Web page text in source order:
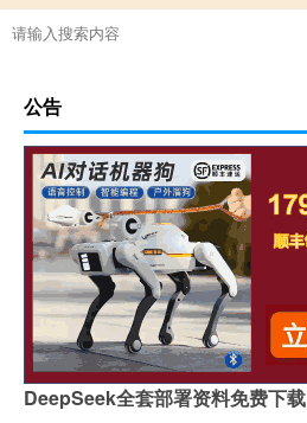
公告
DeepSeek全套部署资料免费下载